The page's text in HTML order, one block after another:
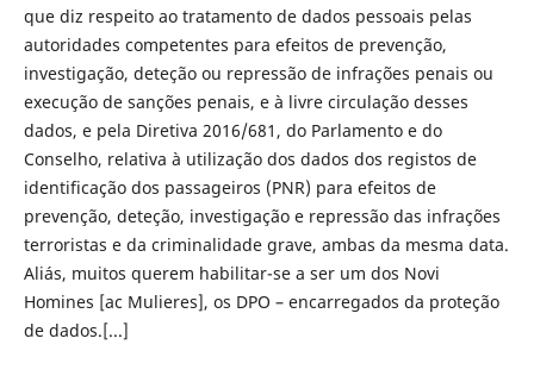
que diz respeito ao tratamento de dados pessoais pelas
autoridades competentes para efeitos de prevenção,
investigação, deteção ou repressão de infrações penais ou
execução de sanções penais, e à livre circulação desses
dados, e pela Diretiva 2016/681, do Parlamento e do
Conselho, relativa à utilização dos dados dos registos de
identificação dos passageiros (PNR) para efeitos de
prevenção, deteção, investigação e repressão das infrações
terroristas e da criminalidade grave, ambas da mesma data.
Aliás, muitos querem habilitar-se a ser um dos Novi
Homines [ac Mulieres], os DPO – encarregados da proteção
de dados.[...]